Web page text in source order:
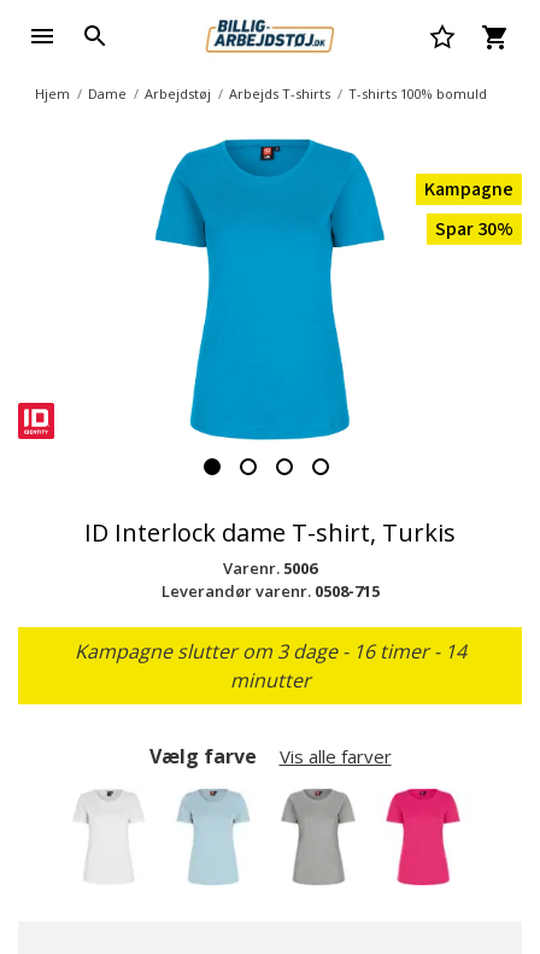
Hjem Dame Arbejdstøj Arbejds T-shirts T-shirts 100% bomuld
Kampagne
Spar 30%
ID Interlock dame T-shirt, Turkis
Varenr. 5006
Leverandør varenr. 0508-715
Kampagne slutter om 3 dage - 16 timer - 14
minutter
Vælg farve Vis alle farver